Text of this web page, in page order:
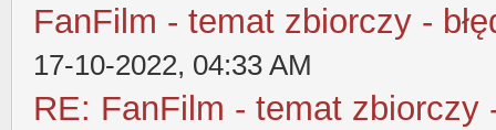
FanFilm - temat zbiorczy -
17-10-2022, 04:33 AM
RE: FanFilm - temat zbiorczy